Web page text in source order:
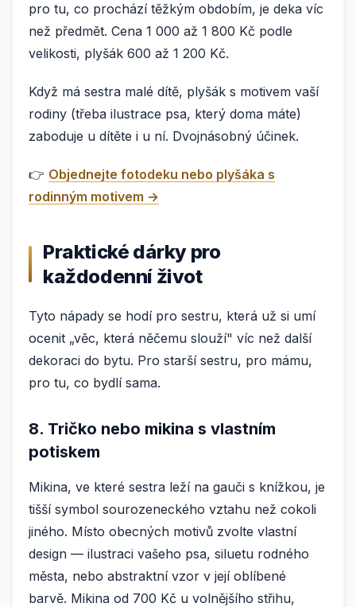
pro tu, co prochází těžkým obdobím, je deka víc
než předmět. Cena 1 000 až 1 800 Kč podle
velikosti, plyšák 600 až 1 200 Kč.
Když má sestra malé dítě, plyšák s motivem vaší
rodiny (třeba ilustrace psa, který doma máte)
zaboduje u dítěte i u ní. Dvojnásobný účinek.
👉 Objednejte fotodeku nebo plyšáka s
rodinným motivem →
Praktické dárky pro
každodenní život
Tyto nápady se hodí pro sestru, která už si umí
ocenit „věc, která něčemu slouží" víc než další
dekoraci do bytu. Pro starší sestru, pro mámu,
pro tu, co bydlí sama.
8. Tričko nebo mikina s vlastním
potiskem
Mikina, ve které sestra leží na gauči s knížkou, je
tišší symbol sourozeneckého vztahu než cokoli
jiného. Místo obecných motivů zvolte vlastní
design — ilustraci vašeho psa, siluetu rodného
města, nebo abstraktní vzor v její oblíbené
barvě. Mikina od 700 Kč u volnějšího střihu,